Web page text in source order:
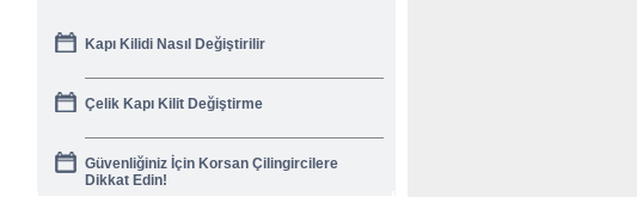
Güvenliğiniz İçin Korsan Çilingircilere
Dikkat Edin!